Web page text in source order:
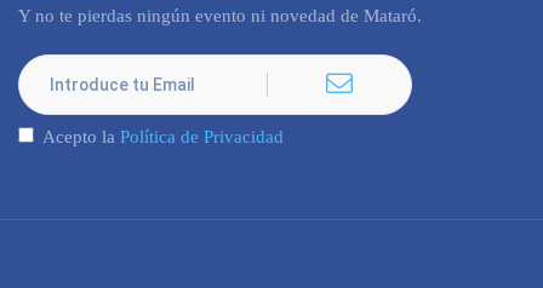
Y no te pierdas ningún evento ni novedad de Mataró.
Acepto la Política de Privacidad